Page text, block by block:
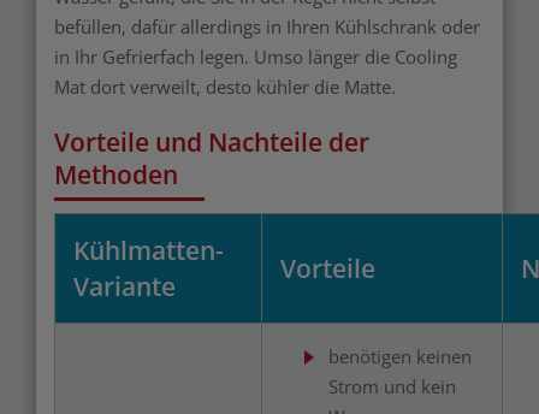
befüllen, dafür allerdings in Ihren Kühlschrank oder
in Ihr Gefrierfach legen. Umso länger die Cooling
Mat dort verweilt, desto kühler die Matte.
Vorteile und Nachteile der
Methoden
Kühlmatten-
Variante
Vorteile
benötigen keinen
Strom und kein